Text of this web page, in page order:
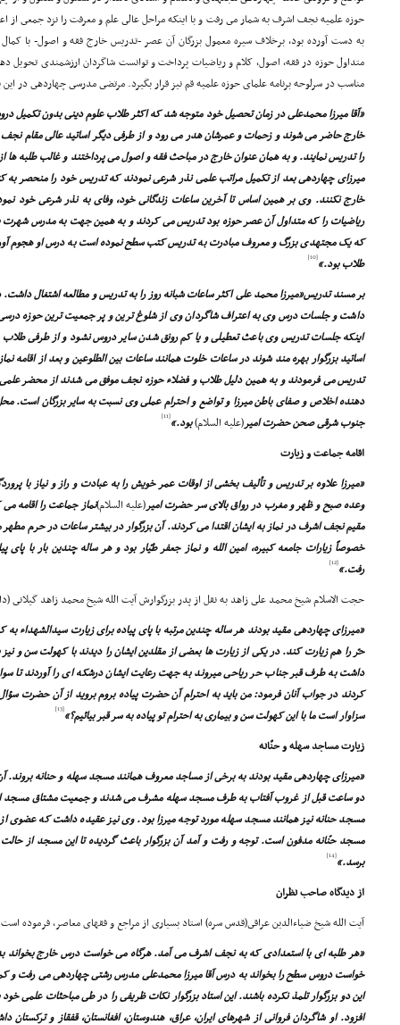
حوزه علمیه نجف اشرف به شمار مى رفت و با اینکه مراحل عالى علم و معرفت را نزد جمعى از
به دست آورده بود، برخلاف سیره معمول بزرگان آن عصر -تدریس خارج فقه و اصول- با
متداول حوزه در فقه، اصول، کلام و ریاضیات پرداخت و توانست شاگردان ارزشمندى تحویل
مناسب در سرلوحه برنامه علماى حوزه علمیه قم نیز قرار بگیرد. مرتضى مدرسى چهاردهى در این
«آقا میرزا محمدعلى در زمان تحصیل خود متوجه شد که اکثر طلاب علوم دینى بدون تکمیل
خارج حاضر مى شوند و زحمات و عمرشان هدر مى رود و از طرفى دیگر اساتید عالى مقام
را تدریس نمایند. و به همان عنوان خارج در مباحث فقه و اصول مى پرداختند و غالب طلبه
میرزاى چهاردهى بعد از تکمیل مراتب علمى نذر شرعى نمودند که تدریس خود را منحصر
خارج نکنند. وى بر همین اساس تا آخرین ساعات زندگانى خود، وفاى به نذر شرعى خود
ریاضیات را که متداول آن عصر حوزه بود تدریس مى کردند و به همین جهت به مدرس
که یک مجتهدى بزرگ و معروف مبادرت به تدریس کتب سطح نموده است به درس او هجوم
طلاب بود.»[10]
بر مسند تدریس«میرزا محمد على اکثر ساعات شبانه روز را به تدریس و مطالعه اشتغال
داشت و جلسات درس وى به اعتراف شاگردان وى از شلوغ ترین و پر جمعیت ترین حوزه
اینکه جلسات تدریس وى باعث تعطیلى و یا کم رونق شدن سایر دروس نشود و از طرفى
اساتید بزرگوار بهره مند شوند در ساعات خلوت همانند ساعات بین الطلوعین و بعد از اقامه
تدریس مى فرمودند و به همین دلیل طلاب و فضلاء حوزه نجف موفق مى شدند از محضر
دهنده اخلاص و صفاى باطن میرزا و تواضع و احترام عملى وى نسبت به سایر بزرگان
جنوب شرقى صحن حضرت امیر(علیه السلام)بود.»[11]
اقامه جماعت و زیارت
«میرزا علاوه بر تدریس و تألیف بخشى از اوقات عمر خویش را به عبادت و راز و نیاز با
وعده صبح و ظهر و مغرب در رواق بالاى سر حضرت امیر(علیه السلام)نماز جماعت را اقامه
مقیم نجف اشرف در نماز به ایشان اقتدا مى کردند. آن بزرگوار در بیشتر ساعات در حرم مطهر
خصوصاً زیارات جامعه کبیره، امین الله و نماز جعفر طیّار بود و هر ساله چندین بار با
رفت.»[12]
حجت الاسلام شیخ محمد على زاهد به نقل از پدر بزرگوارش آیت الله شیخ محمد زاهد گیلانى
«میرزاى چهاردهى مقید بودند هر ساله چندین مرتبه با پاى پیاده براى زیارت سیدالشهداء
حرّ را هم زیارت کند. در یکى از زیارت ها بعضى از مقلدین ایشان را دیدند با کهولت سن و نیز
داشت به طرف قبر جناب حر ریاحى میروند به جهت رعایت ایشان درشکه اى را آوردند تا
کردند در جواب آنان فرمود: من باید به احترام آن حضرت پیاده بروم بروید از آن حضرت
سزاوار است ما با این کهولت سن و بیمارى به احترام تو پیاده به سر قبر بیائیم؟»[13]
زیارت مساجد سهله و حنّانه
«میرزاى چهاردهى مقید بودند به برخى از مساجد معروف همانند مسجد سهله و حنانه
دو ساعت قبل از غروب آفتاب به طرف مسجد سهله مشرف مى شدند و جمعیت مشتاق مسجد
مسجد حنانه نیز همانند مسجد سهله مورد توجه میرزا بود. وى نیز عقیده داشت که
مسجد حنّانه مدفون است. توجه و رفت و آمد آن بزرگوار باعث گردیده تا این مسجد از
برسد.»[14]
از دیدگاه صاحب نظران
آیت الله شیخ ضیاءالدین عراقى(قدس سره) استاد بسیارى از مراجع و فقهاى معاصر، فرموده
«هر طلبه اى با استعدادى که به نجف اشرف مى آمد. هرگاه مى خواست درس خارج بخواند
خواست دروس سطح را بخواند به درس آقا میرزا محمدعلى مدرس رشتى چهاردهى مى رفت و
این دو بزرگوار تلمذ نکرده باشند. این استاد بزرگوار نکات ظریفى را در طى مباحثات علمى
افزود. او شاگردان فروانى از شهرهاى ایران، عراق، هندوستان، افغانستان، قفقاز و